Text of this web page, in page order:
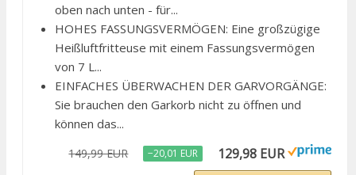
oben nach unten - für...
HOHES FASSUNGSVERMÖGEN: Eine großzügige
Heißluftfritteuse mit einem Fassungsvermögen
von 7 L...
EINFACHES ÜBERWACHEN DER GARVORGÄNGE:
Sie brauchen den Garkorb nicht zu öffnen und
können das...
149,99 EUR −20,01 EUR 129,98 EUR